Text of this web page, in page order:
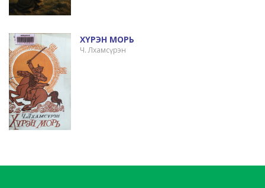
ХҮРЭН МОРЬ
Ч. Лхамсүрэн